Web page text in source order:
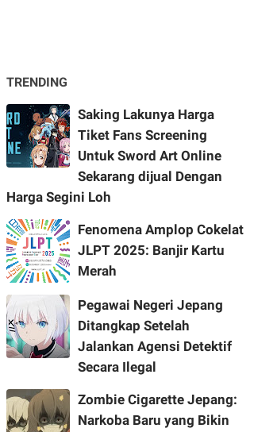
TRENDING
Saking Lakunya Harga
Tiket Fans Screening
Untuk Sword Art Online
Sekarang dijual Dengan
Harga Segini Loh
Fenomena Amplop Cokelat
JLPT 2025: Banjir Kartu
Merah
Pegawai Negeri Jepang
Ditangkap Setelah
Jalankan Agensi Detektif
Secara Ilegal
Zombie Cigarette Jepang:
Narkoba Baru yang Bikin